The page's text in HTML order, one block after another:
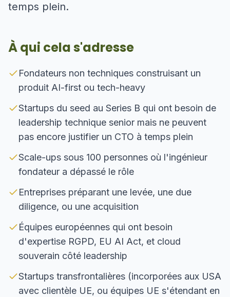
temps plein.
À qui cela s'adresse
Fondateurs non techniques construisant un
produit AI-first ou tech-heavy
Startups du seed au Series B qui ont besoin de
leadership technique senior mais ne peuvent
pas encore justifier un CTO à temps plein
Scale-ups sous 100 personnes où l'ingénieur
fondateur a dépassé le rôle
Entreprises préparant une levée, une due
diligence, ou une acquisition
Équipes européennes qui ont besoin
d'expertise RGPD, EU AI Act, et cloud
souverain côté leadership
Startups transfrontalières (incorporées aux USA
avec clientèle UE, ou équipes UE s'étendant en